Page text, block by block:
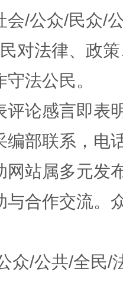
还
会/公众/民众/
对法律、政
法公民。
评论感言即表
编部联系，电
网站属多元发
与合作交流。
众/公共/全民/